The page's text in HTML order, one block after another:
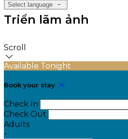
Select language
Triển lãm ảnh
Scroll
Available Tonight
Book your stay
Check In
Check Out
Adults
-